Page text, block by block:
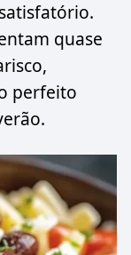
quase
perfeito